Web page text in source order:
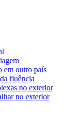
em outro país
fluência
no exterior
no exterior